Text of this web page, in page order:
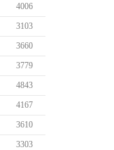
4006
3103
3660
3779
4843
4167
3610
3303